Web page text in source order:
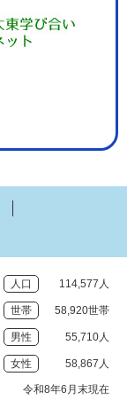
人口 114,577人
世帯 58,920世帯
男性 55,710人
女性 58,867人
令和8年6月末現在